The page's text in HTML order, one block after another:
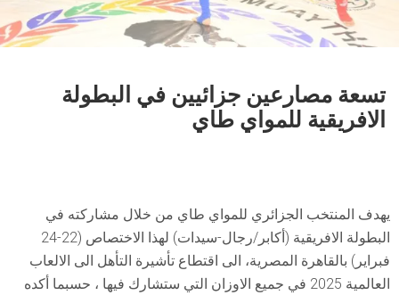
تسعة مصارعين جزائيين في البطولة
الافريقية للمواي طاي
يهدف المنتخب الجزائري للمواي طاي من خلال مشاركته في
البطولة الافريقية (أكابر/رجال-سيدات) لهذا الاختصاص (22-24
فبراير) بالقاهرة المصرية، الى اقتطاع تأشيرة التأهل الى الالعاب
العالمية 2025 في جميع الاوزان التي ستشارك فيها ، حسبما أكده